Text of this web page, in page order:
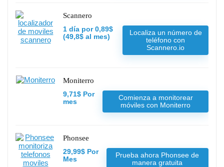
Scannero
1 día por 0,89$
(49,8$ al mes)
Localiza un número de
teléfono con
Scannero.io
Moniterro
9,71$ Por
mes
Comienza a monitorear
móviles con Moniterro
Phonsee
29,99$ Por
Mes
Prueba ahora Phonsee de
manera gratuita